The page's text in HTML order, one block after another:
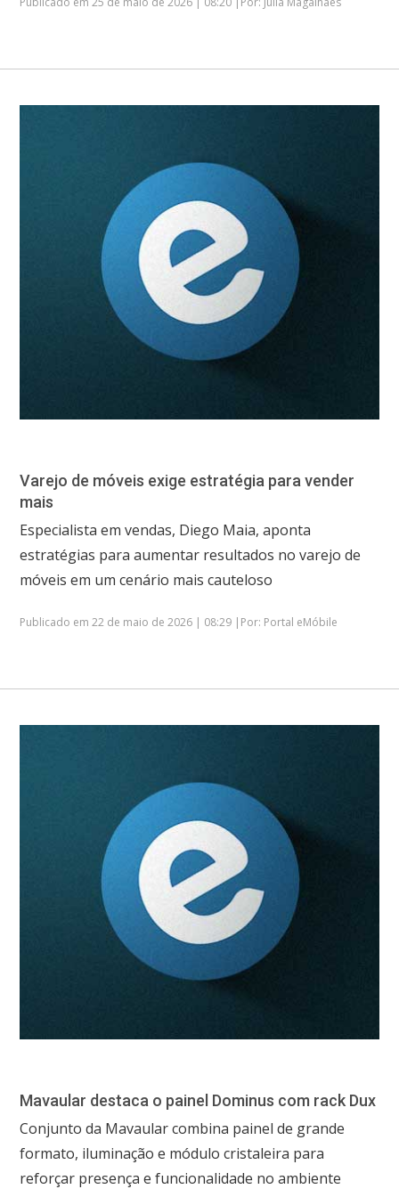
Varejo de móveis exige estratégia para vender
mais
Especialista em vendas, Diego Maia, aponta
estratégias para aumentar resultados no varejo de
móveis em um cenário mais cauteloso
Publicado em 22 de maio de 2026 | 08:29 |Por: Portal eMóbile
Mavaular destaca o painel Dominus com rack Dux
Conjunto da Mavaular combina painel de grande
formato, iluminação e módulo cristaleira para
reforçar presença e funcionalidade no ambiente